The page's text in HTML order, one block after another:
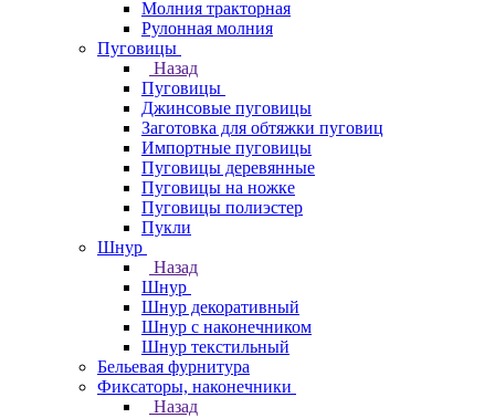
Молния тракторная
Рулонная молния
Пуговицы
Назад
Пуговицы
Джинсовые пуговицы
Заготовка для обтяжки пуговиц
Импортные пуговицы
Пуговицы деревянные
Пуговицы на ножке
Пуговицы полиэстер
Пукли
Шнур
Назад
Шнур
Шнур декоративный
Шнур с наконечником
Шнур текстильный
Бельевая фурнитура
Фиксаторы, наконечники
Назад